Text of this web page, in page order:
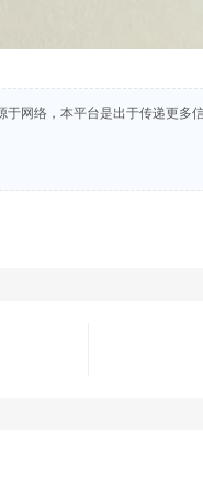
网络，本平台是出于传递更多